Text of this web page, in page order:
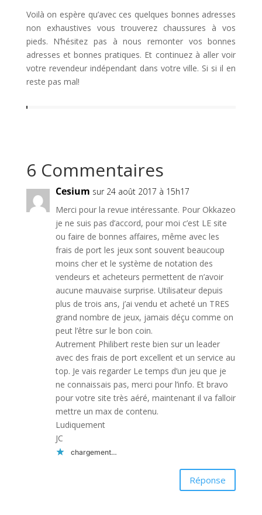
Voilà on espère qu’avec ces quelques bonnes adresses
non exhaustives vous trouverez chaussures à vos
pieds. N’hésitez pas à nous remonter vos bonnes
adresses et bonnes pratiques. Et continuez à aller voir
votre revendeur indépendant dans votre ville. Si si il en
reste pas mal!
6 Commentaires
Cesium sur 24 août 2017 à 15h17
Merci pour la revue intéressante. Pour Okkazeo
je ne suis pas d’accord, pour moi c’est LE site
ou faire de bonnes affaires, même avec les
frais de port les jeux sont souvent beaucoup
moins cher et le système de notation des
vendeurs et acheteurs permettent de n’avoir
aucune mauvaise surprise. Utilisateur depuis
plus de trois ans, j’ai vendu et acheté un TRES
grand nombre de jeux, jamais déçu comme on
peut l’être sur le bon coin.
Autrement Philibert reste bien sur un leader
avec des frais de port excellent et un service au
top. Je vais regarder Le temps d’un jeu que je
ne connaissais pas, merci pour l’info. Et bravo
pour votre site très aéré, maintenant il va falloir
mettre un max de contenu.
Ludiquement
JC
chargement…
Réponse